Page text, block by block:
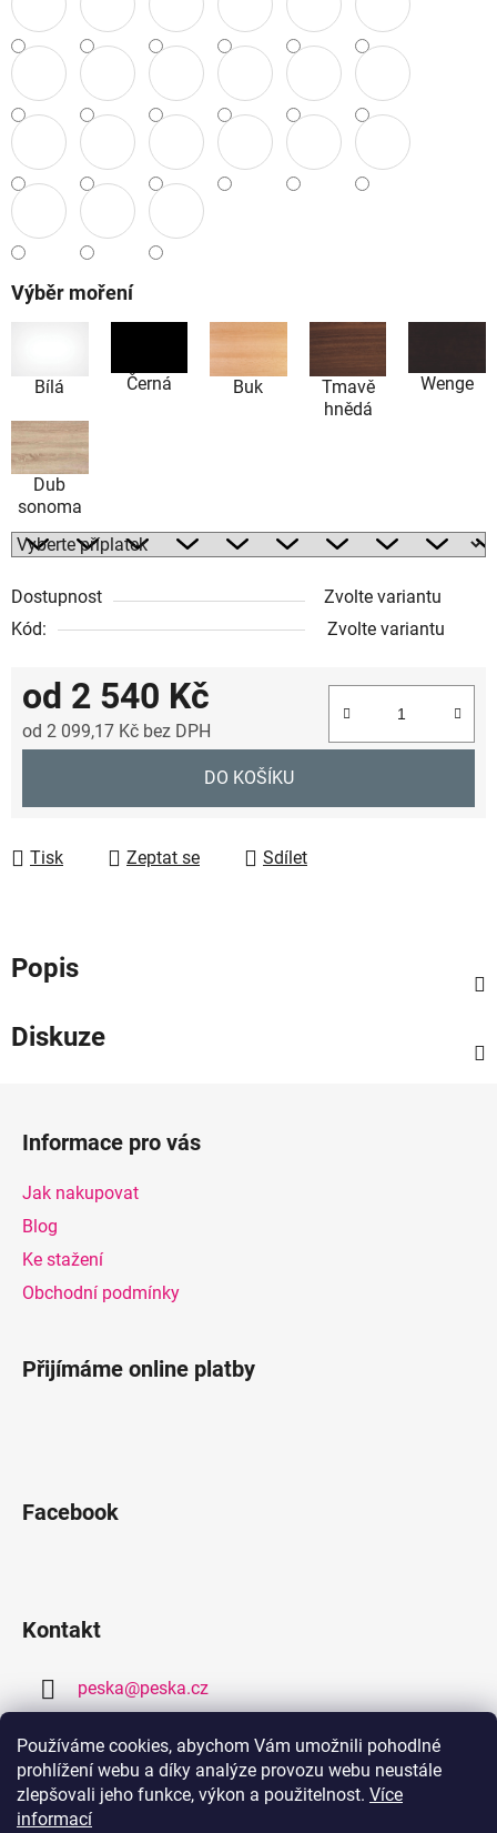
Používáme cookies, abychom Vám umožnili pohodlné
prohlížení webu a díky analýze provozu webu neustále
zlepšovali jeho funkce, výkon a použitelnost. Více
informací
Výběr moření
Bílá Černá Buk
Tmavě
hnědá
Wenge
Dub
sonoma
Dostupnost
Zvolte variantu
Kód:
Zvolte variantu
od 2 540 Kč
od 2 099,17 Kč bez DPH
DO KOŠÍKU
Tisk Zeptat se Sdílet
Popis
Diskuze
Informace pro vás
Jak nakupovat
Blog
Ke stažení
Obchodní podmínky
Přijímáme online platby
Facebook
Kontakt
peska@peska.cz
377 259 632
778 459 632